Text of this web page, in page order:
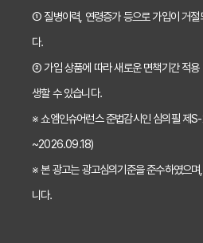
① 질병이력, 연령증가 등으로 가입이 거절
다.
② 가입 상품에 따라 새로운 면책기간 적용
생할 수 있습니다.
※ 쇼엠인슈어런스 준법감시인 심의필
~2026.09.18)
※ 본 광고는 광고심의기준을 준수하였으
니다.